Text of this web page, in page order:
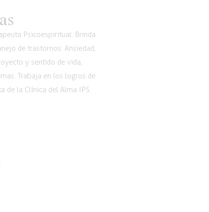
Psicoespiritual. Brinda
de trastornos: Ansiedad,
y sentido de vida,
Trabaja en los logros de
de la Clínica del Alma IPS.